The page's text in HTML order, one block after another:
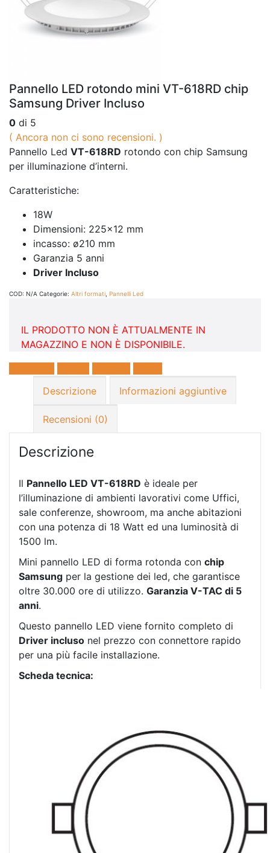
Pannello LED rotondo mini VT-618RD chip
Samsung Driver Incluso
0 di 5
( Ancora non ci sono recensioni. )
Pannello Led VT-618RD rotondo con chip Samsung
per illuminazione d’interni.
Caratteristiche:
18W
Dimensioni: 225×12 mm
incasso: ø210 mm
Garanzia 5 anni
Driver Incluso
COD: N/A Categorie: Altri formati Pannelli Led
IL PRODOTTO NON È ATTUALMENTE IN
MAGAZZINO E NON È DISPONIBILE.
Descrizione
Informazioni aggiuntive
Recensioni (0)
Descrizione
Il Pannello LED VT-618RD è ideale per
l’illuminazione di ambienti lavorativi come Uffici,
sale conferenze, showroom, ma anche abitazioni
con una potenza di 18 Watt ed una luminosità di
1500 lm.
Mini pannello LED di forma rotonda con chip
Samsung per la gestione dei led, che garantisce
oltre 30.000 ore di utilizzo. Garanzia V-TAC di 5
anni.
Questo pannello LED viene fornito completo di
Driver incluso nel prezzo con connettore rapido
per una più facile installazione.
Scheda tecnica: